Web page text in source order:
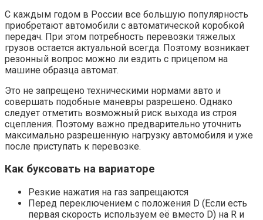
С каждым годом в России все большую популярность
приобретают автомобили с автоматической коробкой
передач. При этом потребность перевозки тяжелых
грузов остается актуальной всегда. Поэтому возникает
резонный вопрос можно ли ездить с прицепом на
машине образца автомат.
Это не запрещено техническими нормами авто и
совершать подобные маневры разрешено. Однако
следует отметить возможный риск выхода из строя
сцепления. Поэтому важно предварительно уточнить
максимально разрешенную нагрузку автомобиля и уже
после приступать к перевозке.
Как буксовать на вариаторе
Резкие нажатия на газ запрещаются
Перед переключением с положения D (Если есть
первая скорость используем её вместо D) на R и